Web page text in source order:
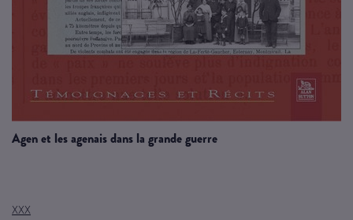
agen et les agenais dans la grande guerre
XXX